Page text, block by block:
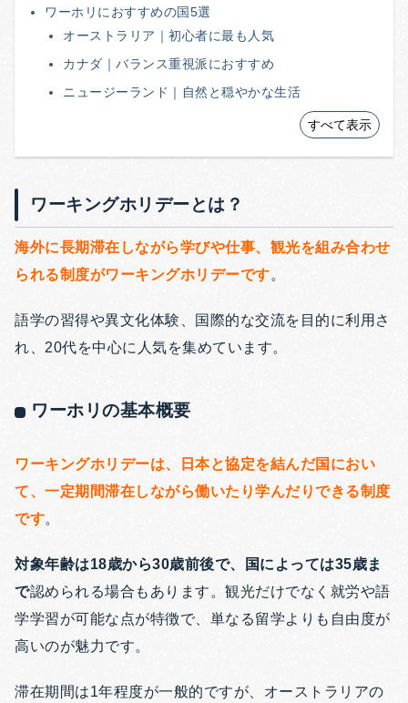
ワーホリにおすすめの国5選
オーストラリア｜初心者に最も人気
カナダ｜バランス重視派におすすめ
ニュージーランド｜自然と穏やかな生活
すべて表示
ワーキングホリデーとは？
海外に長期滞在しながら学びや仕事、観光を組み合わせ
られる制度がワーキングホリデーです。
語学の習得や異文化体験、国際的な交流を目的に利用さ
れ、20代を中心に人気を集めています。
ワーホリの基本概要
ワーキングホリデーは、日本と協定を結んだ国におい
て、一定期間滞在しながら働いたり学んだりできる制度
です。
対象年齢は18歳から30歳前後で、国によっては35歳ま
で認められる場合もあります。観光だけでなく就労や語
学学習が可能な点が特徴で、単なる留学よりも自由度が
高いのが魅力です。
滞在期間は1年程度が一般的ですが、オーストラリアの